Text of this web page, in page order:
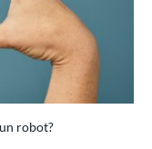
robot?